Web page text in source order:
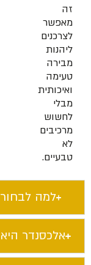
זה
מאפשר
לצרכנים
ליהנות
מבירה
טעימה
ואיכותית
מבלי
לחשוש
מרכיבים
לא
טבעיים.
למה
אלכסנדר